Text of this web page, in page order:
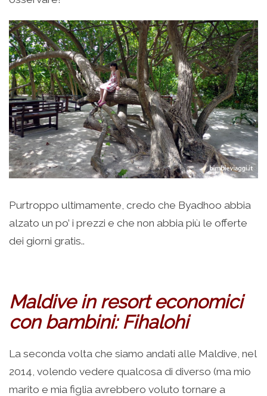
Purtroppo ultimamente, credo che Byadhoo abbia
alzato un po’ i prezzi e che non abbia più le offerte
dei giorni gratis..
Maldive in resort economici
con bambini: Fihalohi
La seconda volta che siamo andati alle Maldive, nel
2014, volendo vedere qualcosa di diverso (ma mio
marito e mia figlia avrebbero voluto tornare a